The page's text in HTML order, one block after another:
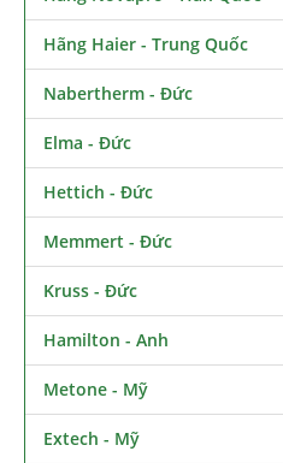
Hãng Haier - Trung Quốc
Nabertherm - Đức
Elma - Đức
Hettich - Đức
Memmert - Đức
Kruss - Đức
Hamilton - Anh
Metone - Mỹ
Extech - Mỹ